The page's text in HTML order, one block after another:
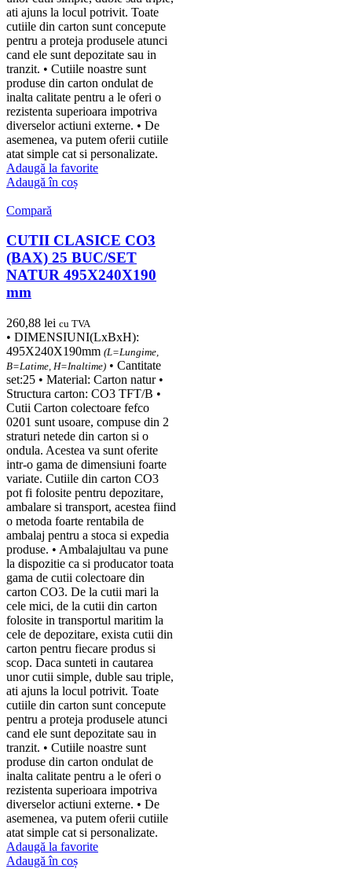
ati ajuns la locul potrivit. Toate
cutiile din carton sunt concepute
pentru a proteja produsele atunci
cand ele sunt depozitate sau in
tranzit. • Cutiile noastre sunt
produse din carton ondulat de
inalta calitate pentru a le oferi o
rezistenta superioara impotriva
diverselor actiuni externe. • De
asemenea, va putem oferii cutiile
atat simple cat si personalizate.
Adaugă la favorite
Adaugă în coș
Compară
CUTII CLASICE CO3
(BAX) 25 BUC/SET
NATUR 495X240X190
mm
260,88 lei cu TVA
• DIMENSIUNI(LxBxH):
495X240X190mm (L=Lungime,
B=Latime, H=Inaltime) • Cantitate
set:25 • Material: Carton natur •
Structura carton: CO3 TFT/B •
Cutii Carton colectoare fefco
0201 sunt usoare, compuse din 2
straturi netede din carton si o
ondula. Acestea va sunt oferite
intr-o gama de dimensiuni foarte
variate. Cutiile din carton CO3
pot fi folosite pentru depozitare,
ambalare si transport, acestea fiind
o metoda foarte rentabila de
ambalaj pentru a stoca si expedia
produse. • Ambalajultau va pune
la dispozitie ca si producator toata
gama de cutii colectoare din
carton CO3. De la cutii mari la
cele mici, de la cutii din carton
folosite in transportul maritim la
cele de depozitare, exista cutii din
carton pentru fiecare produs si
scop. Daca sunteti in cautarea
unor cutii simple, duble sau triple,
ati ajuns la locul potrivit. Toate
cutiile din carton sunt concepute
pentru a proteja produsele atunci
cand ele sunt depozitate sau in
tranzit. • Cutiile noastre sunt
produse din carton ondulat de
inalta calitate pentru a le oferi o
rezistenta superioara impotriva
diverselor actiuni externe. • De
asemenea, va putem oferii cutiile
atat simple cat si personalizate.
Adaugă la favorite
Adaugă în coș